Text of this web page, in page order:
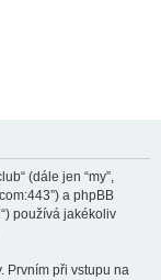
(dále jen “my”,
a phpBB
používá jakékoliv
Prvním při vstupu na